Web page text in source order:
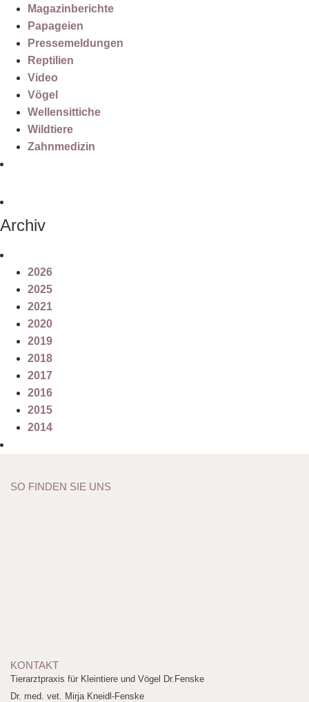
Magazinberichte
Papageien
Pressemeldungen
Reptilien
Video
Vögel
Wellensittiche
Wildtiere
Zahnmedizin
Archiv
2026
2025
2021
2020
2019
2018
2017
2016
2015
2014
SO FINDEN SIE UNS
KONTAKT
Tierarztpraxis für Kleintiere und Vögel Dr.Fenske
Dr. med. vet. Mirja Kneidl-Fenske